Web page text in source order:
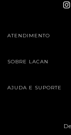
ATENDIMENTO
SOBRE LACAN
AJUDA E SUPORTE